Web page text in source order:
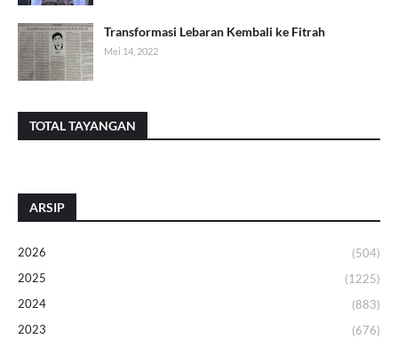
Transformasi Lebaran Kembali ke Fitrah
Mei 14, 2022
TOTAL TAYANGAN
ARSIP
2026
(504)
2025
(1225)
2024
(883)
2023
(676)